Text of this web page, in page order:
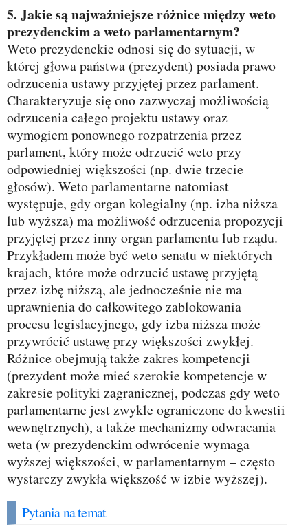
5. Jakie są najważniejsze różnice między weto
prezydenckim a weto parlamentarnym?
Weto prezydenckie odnosi się do sytuacji, w
której głowa państwa (prezydent) posiada prawo
odrzucenia ustawy przyjętej przez parlament.
Charakteryzuje się ono zazwyczaj możliwością
odrzucenia całego projektu ustawy oraz
wymogiem ponownego rozpatrzenia przez
parlament, który może odrzucić weto przy
odpowiedniej większości (np. dwie trzecie
głosów). Weto parlamentarne natomiast
występuje, gdy organ kolegialny (np. izba niższa
lub wyższa) ma możliwość odrzucenia propozycji
przyjętej przez inny organ parlamentu lub rządu.
Przykładem może być weto senatu w niektórych
krajach, które może odrzucić ustawę przyjętą
przez izbę niższą, ale jednocześnie nie ma
uprawnienia do całkowitego zablokowania
procesu legislacyjnego, gdy izba niższa może
przywrócić ustawę przy większości zwykłej.
Różnice obejmują także zakres kompetencji
(prezydent może mieć szerokie kompetencje w
zakresie polityki zagranicznej, podczas gdy weto
parlamentarne jest zwykle ograniczone do kwestii
wewnętrznych), a także mechanizmy odwracania
weta (w prezydenckim odwrócenie wymaga
wyższej większości, w parlamentarnym – często
wystarczy zwykła większość w izbie wyższej).
Pytania na temat